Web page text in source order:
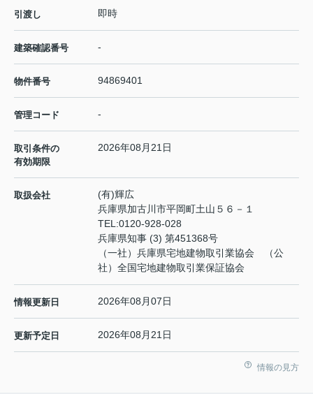
引渡し 即時
建築確認番号 -
物件番号 94869401
管理コード -
取引条件の
有効期限
2026年08月21日
取扱会社
(有)輝広
兵庫県加古川市平岡町土山５６－１
TEL:0120-928-028
兵庫県知事 (3) 第451368号
（一社）兵庫県宅地建物取引業協会 （公
社）全国宅地建物取引業保証協会
情報更新日 2026年08月07日
更新予定日 2026年08月21日
情報の見方